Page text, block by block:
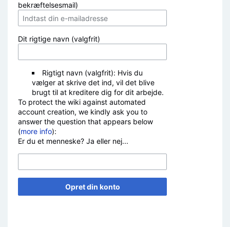
bekræftelsesmail)
Dit rigtige navn (valgfrit)
Rigtigt navn (valgfrit): Hvis du
vælger at skrive det ind, vil det blive
brugt til at kreditere dig for dit arbejde.
To protect the wiki against automated
account creation, we kindly ask you to
answer the question that appears below
(more info):
Er du et menneske? Ja eller nej...
Opret din konto